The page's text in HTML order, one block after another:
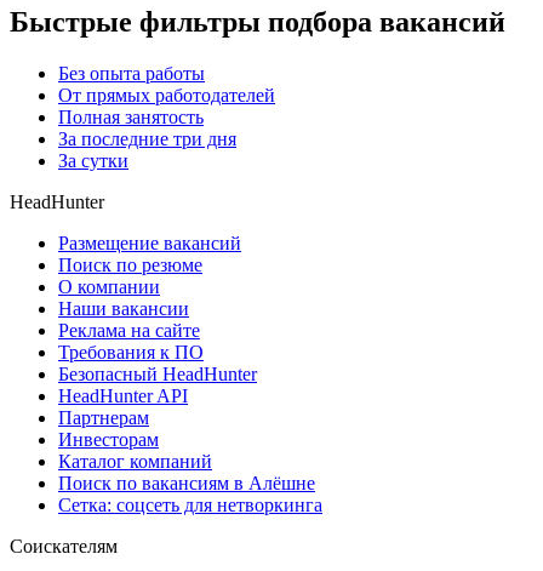
Быстрые фильтры подбора вакансий
Без опыта работы
От прямых работодателей
Полная занятость
За последние три дня
За сутки
HeadHunter
Размещение вакансий
Поиск по резюме
О компании
Наши вакансии
Реклама на сайте
Требования к ПО
Безопасный HeadHunter
HeadHunter API
Партнерам
Инвесторам
Каталог компаний
Поиск по вакансиям в Алёшне
Сетка: соцсеть для нетворкинга
Соискателям